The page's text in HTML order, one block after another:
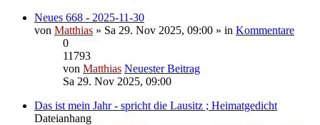
Neues 668 - 2025-11-30
von Matthias » Sa 29. Nov 2025, 09:00 » in Kommentare
0
11793
von Matthias Neuester Beitrag
Sa 29. Nov 2025, 09:00
Das ist mein Jahr - spricht die Lausitz ; Heimatgedicht
Dateianhang